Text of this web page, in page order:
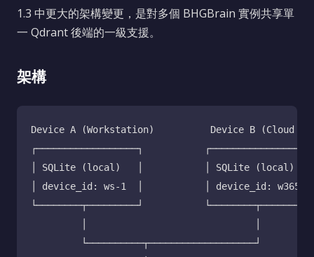
1.3 中更大的架構變更，是對多個 BHGBrain 實例共享單
一 Qdrant 後端的一級支援。
架構
Device A (Workstation)          Device B (Cloud
┌──────────────────┐
│ SQLite (local)   │           │ SQLite (local)
│ device_id: ws-1  │           │ device_id: w365
└────────┬─────────┘
         └──────────┬───────────────────┘